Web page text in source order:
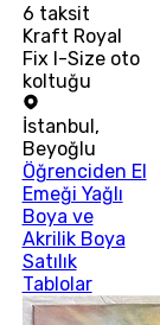
6 taksit
Kraft Royal
Fix I-Size oto
koltuğu
İstanbul,
Beyoğlu
Öğrenciden El
Emeği Yağlı
Boya ve
Akrilik Boya
Satılık
Tablolar